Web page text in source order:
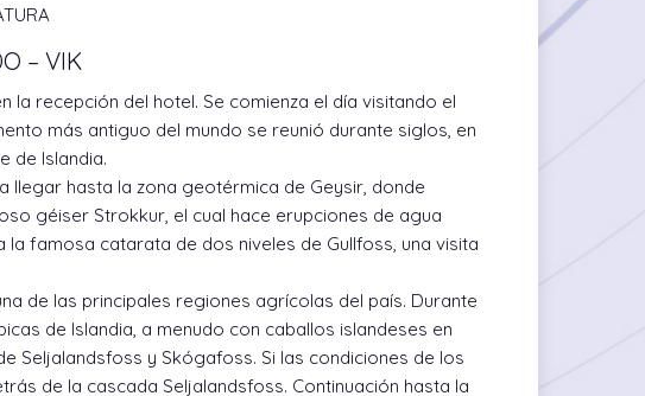
– VIK
la recepción del hotel. Se comienza el día visitando el
más antiguo del mundo se reunió durante siglos, en
de Islandia.
llegar hasta la zona geotérmica de Geysir, donde
géiser Strokkur, el cual hace erupciones de agua
la famosa catarata de dos niveles de Gullfoss, una visita
de las principales regiones agrícolas del país. Durante
de Islandia, a menudo con caballos islandeses en
Seljalandsfoss y Skógafoss. Si las condiciones de los
de la cascada Seljalandsfoss. Continuación hasta la